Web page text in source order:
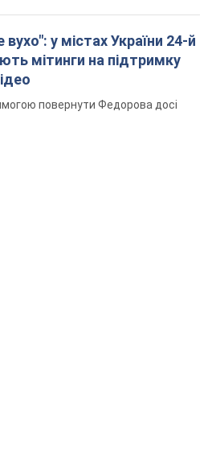
у містах України 24-й
мітинги на підтримку
повернути Федорова досі